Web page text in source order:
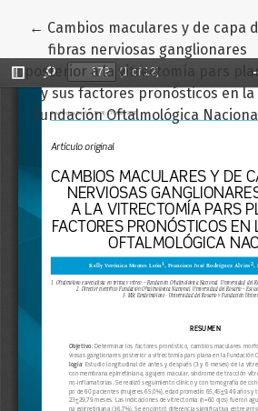
← Volver a los detalles del artículo
Cambios maculares y de capa
fibras nerviosas ganglionares
posterior a la vitrectomía pars
y sus factores pronósticos en la
Fundación Oftalmológica